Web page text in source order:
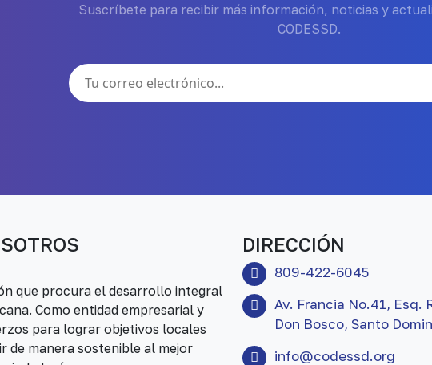
Suscríbete para recibir más información, noticias y
CODESSD.
que procura el desarrollo integral
Como entidad empresarial y
para lograr objetivos locales
de manera sostenible al mejor
DIRECCIÓN
809-422-6045
Av. Francia No.41, Esq.
Don Bosco, Santo
info@codessd.org